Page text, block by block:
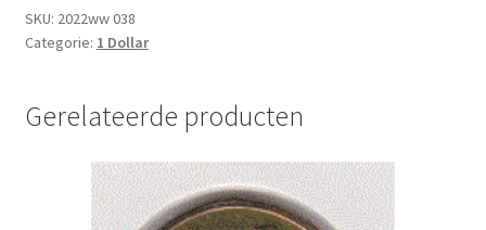
UNC
aantal
SKU: 2022ww 038
Categorie: 1 Dollar
Gerelateerde producten